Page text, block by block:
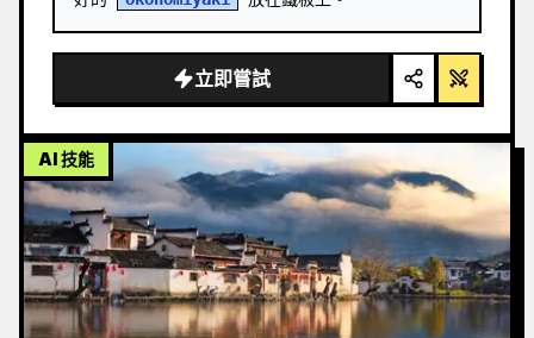
立即嘗試
AI 技能